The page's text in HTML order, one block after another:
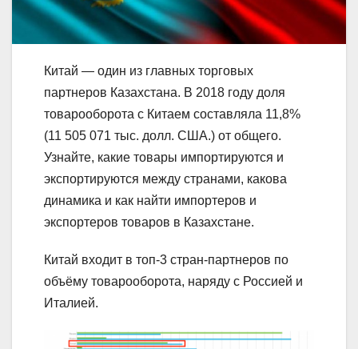
Китай — один из главных торговых
партнеров Казахстана. В 2018 году доля
товарооборота с Китаем составляла 11,8%
(11 505 071 тыс. долл. США.) от общего.
Узнайте, какие товары импортируются и
экспортируются между странами, какова
динамика и как найти импортеров и
экспортеров товаров в Казахстане.
Китай входит в топ-3 стран-партнеров по
объёму товарооборота, наряду с Россией и
Италией.